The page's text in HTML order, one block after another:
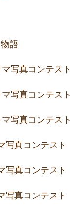
語
写真コンテスト
写真コンテスト
写真コンテスト
写真コンテスト
写真コンテスト
写真コンテスト